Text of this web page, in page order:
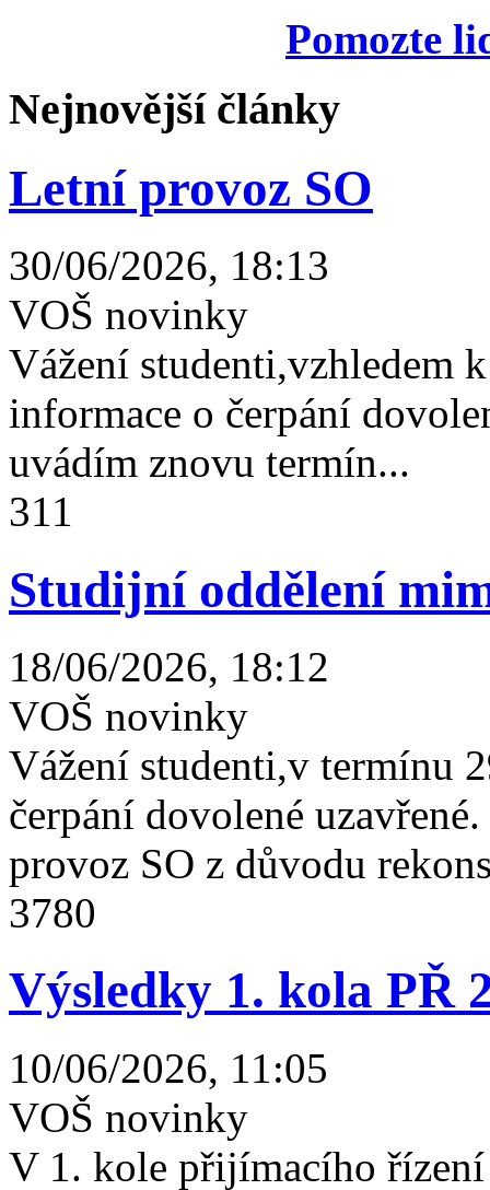
Pomozte
Nejnovější články
Letní provoz SO
30/06/2026, 18:13
VOŠ novinky
Vážení studenti,vzhledem
informace o čerpání
uvádím znovu termín...
311
Studijní oddělení
18/06/2026, 18:12
VOŠ novinky
Vážení studenti,v termínu
čerpání dovolené
provoz SO z důvodu
3780
Výsledky 1. kola PŘ
10/06/2026, 11:05
VOŠ novinky
V 1. kole přijímacího